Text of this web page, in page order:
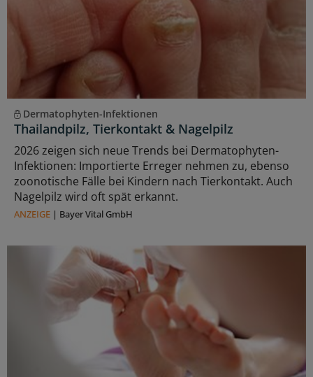
Dermatophyten-Infektionen
Thailandpilz, Tierkontakt & Nagelpilz
2026 zeigen sich neue Trends bei Dermatophyten-
Infektionen: Importierte Erreger nehmen zu, ebenso
zoonotische Fälle bei Kindern nach Tierkontakt. Auch
Nagelpilz wird oft spät erkannt.
ANZEIGE | Bayer Vital GmbH